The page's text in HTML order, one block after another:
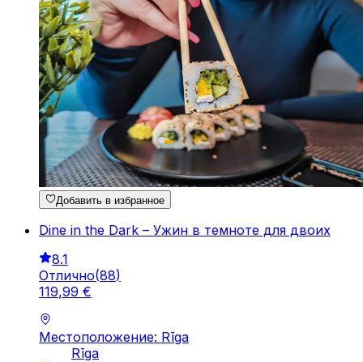
Добавить в избранное
Dine in the Dark – Ужин в темноте для двоих
8.1
Отлично(88)
119,99 €
Местоположение: Rīga
Rīga